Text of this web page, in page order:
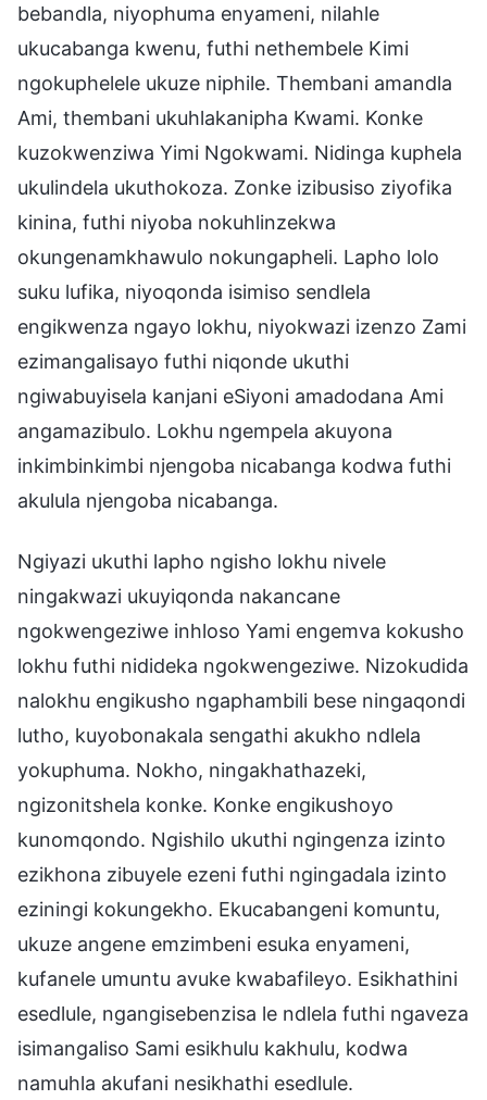
bebandla, niyophuma enyameni, nilahle
ukucabanga kwenu, futhi nethembele Kimi
ngokuphelele ukuze niphile. Thembani amandla
Ami, thembani ukuhlakanipha Kwami. Konke
kuzokwenziwa Yimi Ngokwami. Nidinga kuphela
ukulindela ukuthokoza. Zonke izibusiso ziyofika
kinina, futhi niyoba nokuhlinzekwa
okungenamkhawulo nokungapheli. Lapho lolo
suku lufika, niyoqonda isimiso sendlela
engikwenza ngayo lokhu, niyokwazi izenzo Zami
ezimangalisayo futhi niqonde ukuthi
ngiwabuyisela kanjani eSiyoni amadodana Ami
angamazibulo. Lokhu ngempela akuyona
inkimbinkimbi njengoba nicabanga kodwa futhi
akulula njengoba nicabanga.
Ngiyazi ukuthi lapho ngisho lokhu nivele
ningakwazi ukuyiqonda nakancane
ngokwengeziwe inhloso Yami engemva kokusho
lokhu futhi nidideka ngokwengeziwe. Nizokudida
nalokhu engikusho ngaphambili bese ningaqondi
lutho, kuyobonakala sengathi akukho ndlela
yokuphuma. Nokho, ningakhathazeki,
ngizonitshela konke. Konke engikushoyo
kunomqondo. Ngishilo ukuthi ngingenza izinto
ezikhona zibuyele ezeni futhi ngingadala izinto
eziningi kokungekho. Ekucabangeni komuntu,
ukuze angene emzimbeni esuka enyameni,
kufanele umuntu avuke kwabafileyo. Esikhathini
esedlule, ngangisebenzisa le ndlela futhi ngaveza
isimangaliso Sami esikhulu kakhulu, kodwa
namuhla akufani nesikhathi esedlule.